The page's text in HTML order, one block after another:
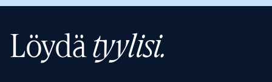
Löydätyylisi.